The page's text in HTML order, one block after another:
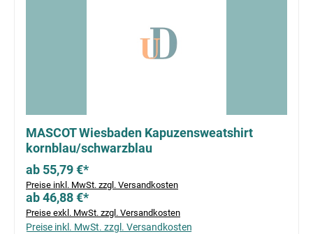
MASCOT Wiesbaden Kapuzensweatshirt
kornblau/schwarzblau
ab 55,79 €*
Preise inkl. MwSt. zzgl. Versandkosten
ab 46,88 €*
Preise exkl. MwSt. zzgl. Versandkosten
Preise inkl. MwSt. zzgl. Versandkosten